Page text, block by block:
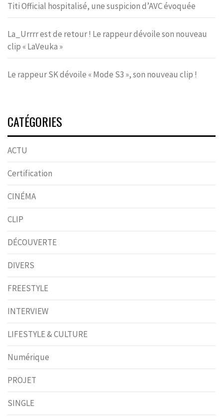
Titi Official hospitalisé, une suspicion d’AVC évoquée
La_Urrrr est de retour ! Le rappeur dévoile son nouveau
clip « LaVeuka »
Le rappeur SK dévoile « Mode S3 », son nouveau clip !
CATÉGORIES
ACTU
Certification
CINÉMA
CLIP
DÉCOUVERTE
DIVERS
FREESTYLE
INTERVIEW
LIFESTYLE & CULTURE
Numérique
PROJET
SINGLE